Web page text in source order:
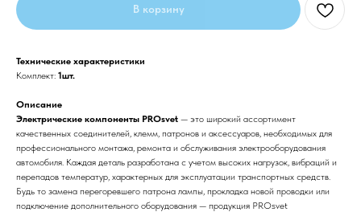
В корзину
Технические характеристики
Комплект: 1шт.
Описание
Электрические компоненты PROsvet — это широкий ассортимент
качественных соединителей, клемм, патронов и аксессуаров, необходимых для
профессионального монтажа, ремонта и обслуживания электрооборудования
автомобиля. Каждая деталь разработана с учетом высоких нагрузок, вибраций и
перепадов температур, характерных для эксплуатации транспортных средств.
Будь то замена перегоревшего патрона лампы, прокладка новой проводки или
подключение дополнительного оборудования — продукция PROsvet